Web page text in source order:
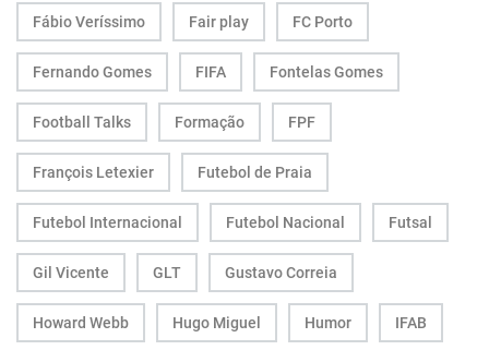
Fábio Veríssimo Fair play FC Porto
Fernando Gomes FIFA Fontelas Gomes
Football Talks Formação FPF
François Letexier Futebol de Praia
Futebol Internacional Futebol Nacional Futsal
Gil Vicente GLT Gustavo Correia
Howard Webb Hugo Miguel Humor IFAB